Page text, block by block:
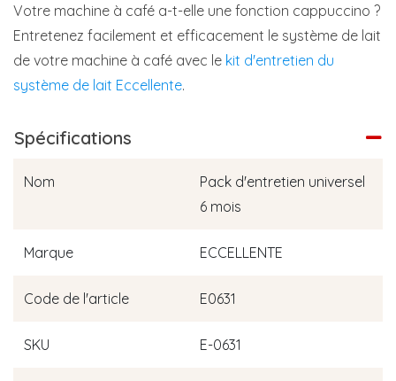
Votre machine à café a-t-elle une fonction cappuccino ?
Entretenez facilement et efficacement le système de lait
de votre machine à café avec le kit d'entretien du
système de lait Eccellente.
Spécifications
Nom
Pack d'entretien universel
6 mois
Marque ECCELLENTE
Code de l'article E0631
SKU E-0631